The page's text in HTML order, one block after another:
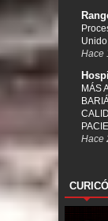
Unido
Hace
MÁS
Hace
CURICÓ